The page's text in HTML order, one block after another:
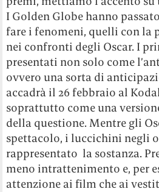
I Golden Globe hanno
fare i fenomeni, quelli con la
nei confronti degli Oscar. I
presentati non solo come
ovvero una sorta di
accadrà il 26 febbraio al
soprattutto come una
della questione. Mentre gli
spettacolo, i luccichini negli
rappresentato la sostanza.
meno intrattenimento e, per
attenzione ai film che ai